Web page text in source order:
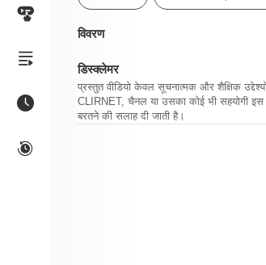
विवरण
डिस्क्लेमर
प्रस्तुत वीडियो केवल सूचनात्मक और शैक्षिक
CLIRNET, चैनल या उसका कोई भी सहयोगी इस
बरतने की सलाह दी जाती है।